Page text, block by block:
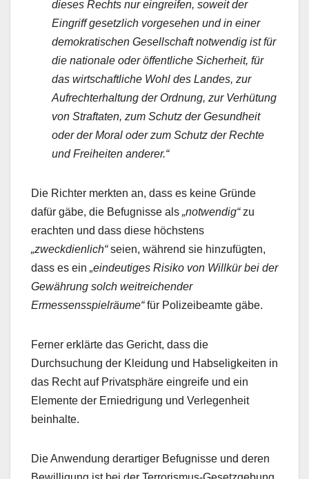
dieses Rechts nur eingreifen, soweit der
Eingriff gesetzlich vorgesehen und in einer
demokratischen Gesellschaft notwendig ist für
die nationale oder öffentliche Sicherheit, für
das wirtschaftliche Wohl des Landes, zur
Aufrechterhaltung der Ordnung, zur Verhütung
von Straftaten, zum Schutz der Gesundheit
oder der Moral oder zum Schutz der Rechte
und Freiheiten anderer.“
Die Richter merkten an, dass es keine Gründe
dafür gäbe, die Befugnisse als „notwendig“zu
erachten und dass diese höchstens
„zweckdienlich“seien, während sie hinzufügten,
dass es ein „eindeutiges Risiko von Willkür bei der
Gewährung solch weitreichender
Ermessensspielräume“für Polizeibeamte gäbe.
Ferner erklärte das Gericht, dass die
Durchsuchung der Kleidung und Habseligkeiten in
das Recht auf Privatsphäre eingreife und ein
Elemente der Erniedrigung und Verlegenheit
beinhalte.
Die Anwendung derartiger Befugnisse und deren